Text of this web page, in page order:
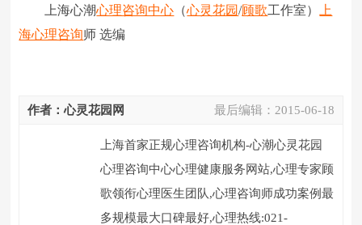
上海心潮心理咨询中心 （心灵花园/顾歌工作室）
上
海心理咨询师 选编
最后编辑： 2015-06-18
作者：心灵花园网
上海首家正规心理咨询机构-心潮心灵花园
心理咨询中心心理健康服务网站,心理专家顾
歌领衔心理医生团队,心理咨询师成功案例最
多规模最大口碑最好,心理热线:021-